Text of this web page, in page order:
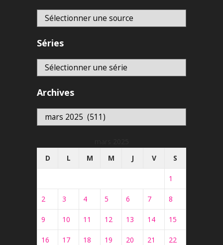
Séries
Archives
Archives
D
L M M J V S
1
2 3 4 5 6 7 8
9 10 11 12 13 14 15
16 17 18 19 20 21 22